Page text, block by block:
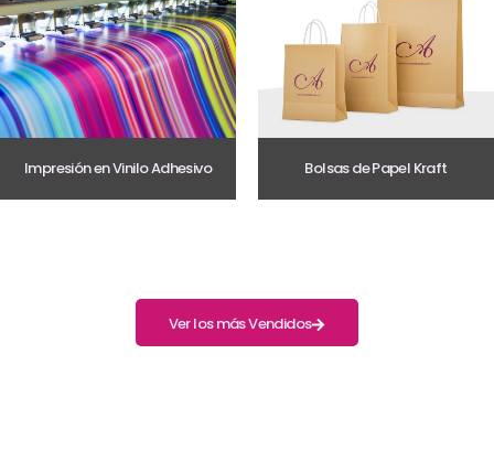
Impresión en Vinilo Adhesivo Bolsas de Papel Kraft
Ver los más Vendidos